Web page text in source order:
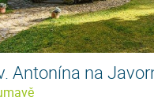
Antonína na